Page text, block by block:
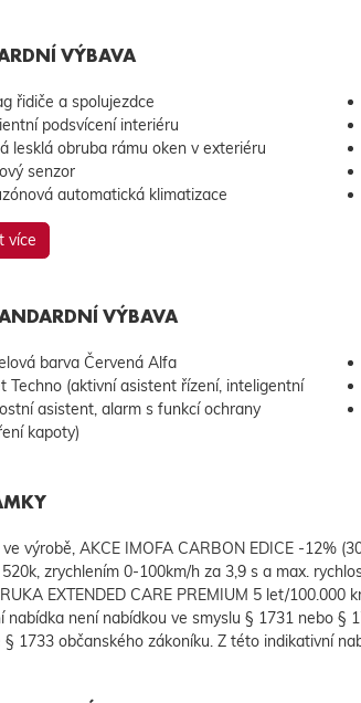
VÝBAVA
řidiče a spolujezdce
podsvícení interiéru
lesklá obruba rámu oken v exteriéru
senzor
automatická klimatizace
více
VÝBAVA
barva Červená Alfa
Techno (aktivní asistent řízení, inteligentní
asistent, alarm s funkcí ochrany
kapoty)
výrobě, AKCE IMOFA CARBON EDICE -12%
zrychlením 0-100km/h za 3,9 s a max.
EXTENDED CARE PREMIUM 5 let/100.000
nabídka není nabídkou ve smyslu § 1731 nebo §
§ 1733 občanského zákoníku. Z této indikativní